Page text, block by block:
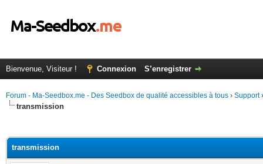
Bienvenue, Visiteur ! Connexion S’enregistrer
Forum - Ma-Seedbox.me - Des Seedbox de qualité accessibles à tous › Support
transmission
transmission